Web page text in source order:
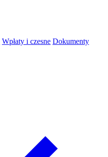
Wpłaty i czesne Dokumenty